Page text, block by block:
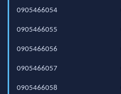
0905466054
0905466055
0905466056
0905466057
0905466058